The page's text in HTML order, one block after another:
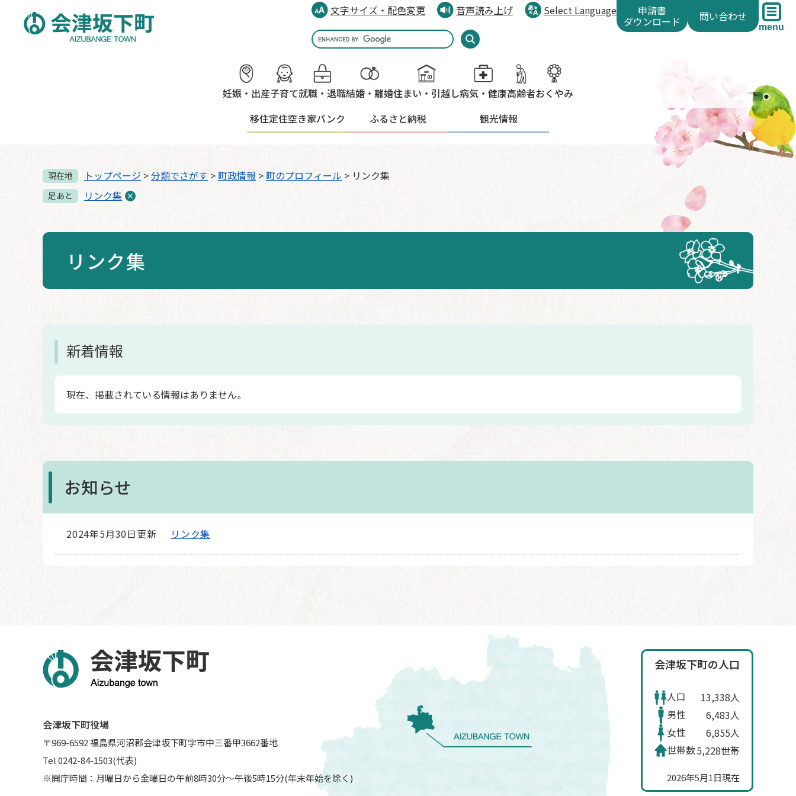
文字サイズ・配色変更 音声読み上げ
Select Language
Google
カ
ス
タ
ム
索
申請書
ダウンロード 問い合わせ
menu
妊娠・出産子育て就職・退職結婚・離婚住まい・引越し病気・健康高齢者おくやみ
移住定住空き家バンク ふるさと納税 観光情報
現在地 トップページ >分類でさがす > 町政情報 > 町のプロフィール > リンク集
足あと リンク集
リンク集
新着情報
現在、掲載されている情報はありません。
お知らせ
2024年5月30日更新 リンク集
会津坂下町役場
〒969-6592 福島県河沼郡会津坂下町字市中三番甲3662番地
Tel 0242-84-1503(代表)
※開庁時間：月曜日から金曜日の午前8時30分～午後5時15分(年末年始を除く)
会津坂下町の人口
人口
13,338人
男性
6,483人
女性
6,855人
世帯数5,228世帯
2026年5月1日現在